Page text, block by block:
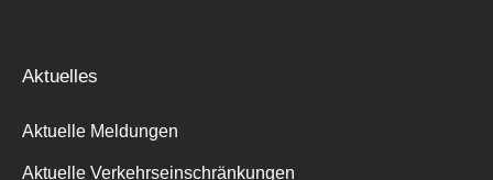
Aktuelles
Aktuelle Meldungen
Aktuelle Verkehrseinschränkungen